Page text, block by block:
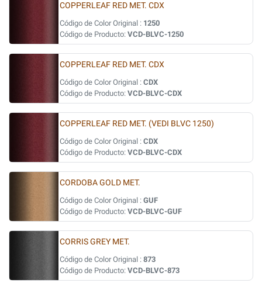
COPPERLEAF RED MET. CDX
Código de Color Original : 1250
Código de Producto: VCD-BLVC-1250
COPPERLEAF RED MET. CDX
Código de Color Original : CDX
Código de Producto: VCD-BLVC-CDX
COPPERLEAF RED MET. (VEDI BLVC 1250)
Código de Color Original : CDX
Código de Producto: VCD-BLVC-CDX
CORDOBA GOLD MET.
Código de Color Original : GUF
Código de Producto: VCD-BLVC-GUF
CORRIS GREY MET.
Código de Color Original : 873
Código de Producto: VCD-BLVC-873